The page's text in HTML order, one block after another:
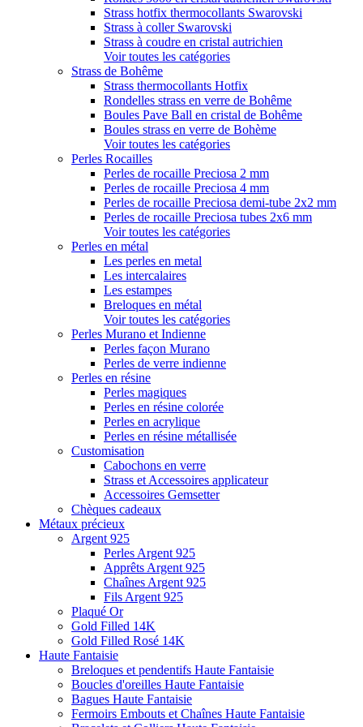
Strass hotfix thermocollants Swarovski
Strass à coller Swarovski
Strass à coudre en cristal autrichien
Voir toutes les catégories
Strass de Bohême
Strass thermocollants Hotfix
Rondelles strass en verre de Bohême
Boules Pave Ball en cristal de Bohême
Boules strass en verre de Bohème
Voir toutes les catégories
Perles Rocailles
Perles de rocaille Preciosa 2 mm
Perles de rocaille Preciosa 4 mm
Perles de rocaille Preciosa demi-tube 2x2 mm
Perles de rocaille Preciosa tubes 2x6 mm
Voir toutes les catégories
Perles en métal
Les perles en metal
Les intercalaires
Les estampes
Breloques en métal
Voir toutes les catégories
Perles Murano et Indienne
Perles façon Murano
Perles de verre indienne
Perles en résine
Perles magiques
Perles en résine colorée
Perles en acrylique
Perles en résine métallisée
Customisation
Cabochons en verre
Strass et Accessoires applicateur
Accessoires Gemsetter
Chèques cadeaux
Métaux précieux
Argent 925
Perles Argent 925
Apprêts Argent 925
Chaînes Argent 925
Fils Argent 925
Plaqué Or
Gold Filled 14K
Gold Filled Rosé 14K
Haute Fantaisie
Breloques et pendentifs Haute Fantaisie
Boucles d'oreilles Haute Fantaisie
Bagues Haute Fantaisie
Fermoirs Embouts et Chaînes Haute Fantaisie